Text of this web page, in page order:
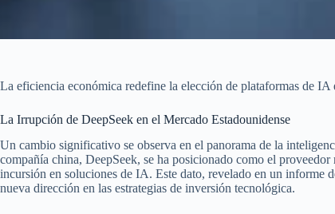
La eficiencia económica redefine la elección de plataformas de IA
La Irrupción de DeepSeek en el Mercado Estadounidense
Un cambio significativo se observa en el panorama de la
compañía china, DeepSeek, se ha posicionado como el
incursión en soluciones de IA. Este dato, revelado en un informe
nueva dirección en las estrategias de inversión tecnológica.